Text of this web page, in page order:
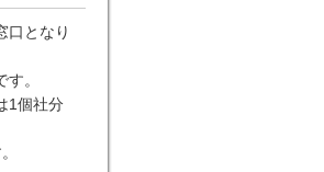
口となり
。
1個社分